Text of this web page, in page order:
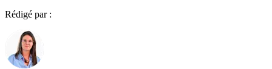
Rédigé par :